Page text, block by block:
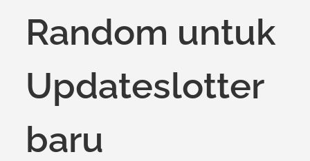
Random untuk
Updateslotter
baru